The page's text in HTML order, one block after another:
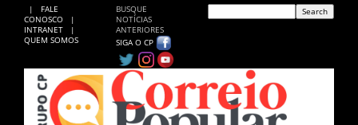
|
FALE
CONOSCO
|
INTRANET
|
QUEM SOMOS
BUSQUE
NOTÍCIAS
ANTERIORES
SIGA O CP